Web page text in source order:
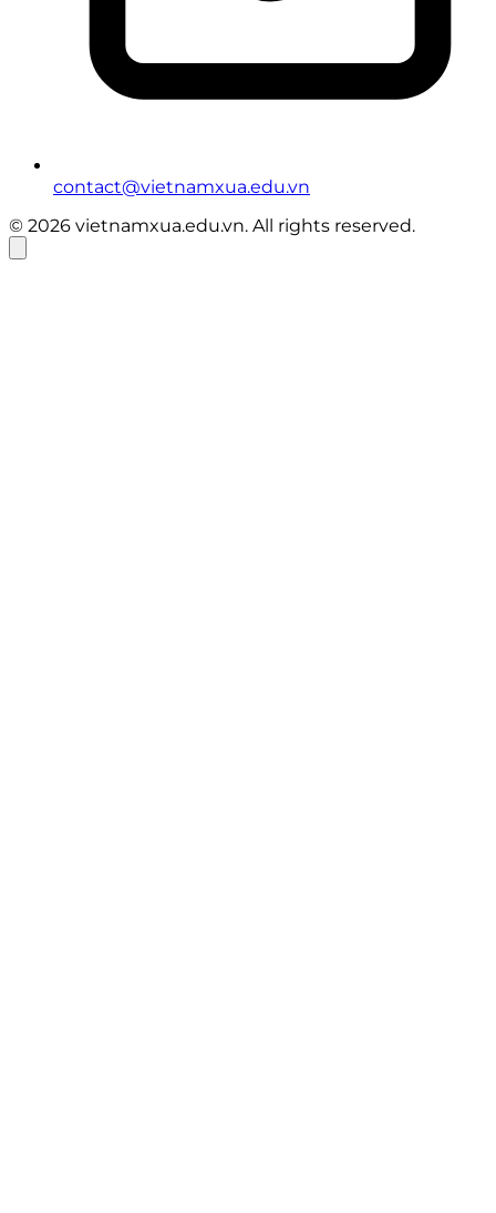
contact@vietnamxua.edu.vn
© 2026 vietnamxua.edu.vn. All rights reserved.